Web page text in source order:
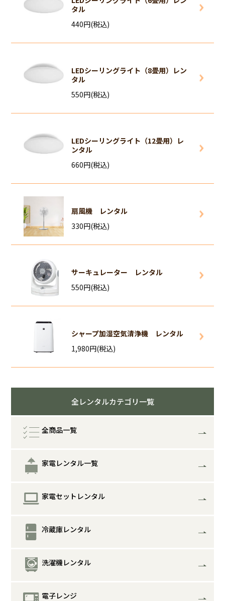
タル
440円(税込)
LEDシーリングライト（8畳用）レン
タル
550円(税込)
LEDシーリングライト（12畳用）レ
ンタル
660円(税込)
扇風機 レンタル
330円(税込)
サーキュレーター レンタル
550円(税込)
シャープ加湿空気清浄機 レンタル
1,980円(税込)
全レンタルカテゴリ一覧
全商品一覧
家電レンタル一覧
家電セットレンタル
冷蔵庫レンタル
洗濯機レンタル
電子レンジ